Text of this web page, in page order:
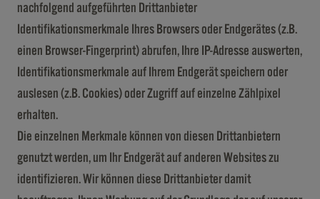
nachfolgend aufgeführten Drittanbieter
Identifikationsmerkmale Ihres Browsers oder Endgerätes (z.B.
einen Browser-Fingerprint) abrufen, Ihre IP-Adresse auswerten,
Identifikationsmerkmale auf Ihrem Endgerät speichern oder
auslesen (z.B. Cookies) oder Zugriff auf einzelne Zählpixel
erhalten.
Die einzelnen Merkmale können von diesen Drittanbietern
genutzt werden, um Ihr Endgerät auf anderen Websites zu
identifizieren. Wir können diese Drittanbieter damit